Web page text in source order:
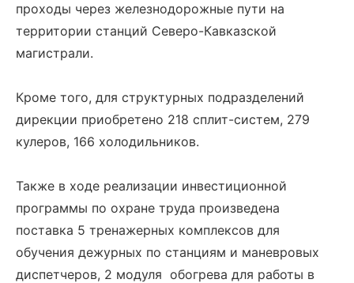
проходы через железнодорожные пути на
территории станций Северо-Кавказской
магистрали.
Кроме того, для структурных подразделений
дирекции приобретено 218 сплит-систем, 279
кулеров, 166 холодильников.
Также в ходе реализации инвестиционной
программы по охране труда произведена
поставка 5 тренажерных комплексов для
обучения дежурных по станциям и маневровых
диспетчеров, 2 модуля обогрева для работы в